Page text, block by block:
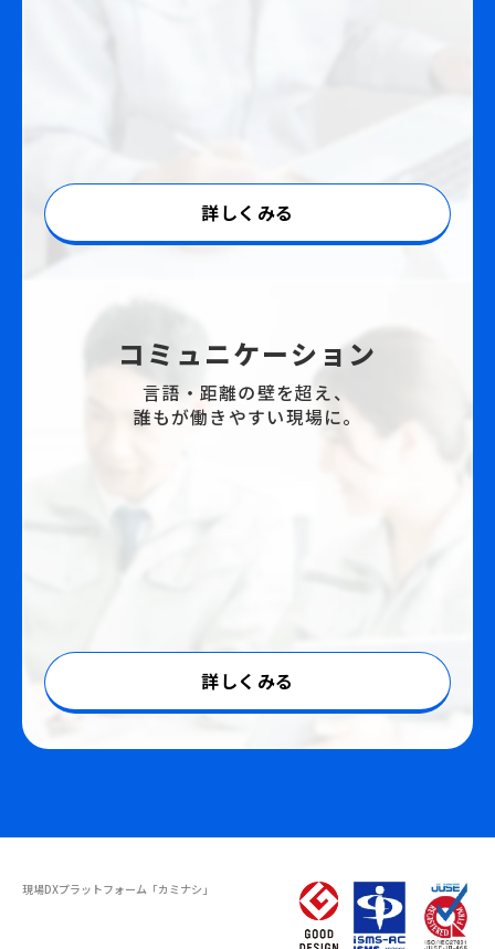
詳しくみる
コミュニケーション
言語・距離の壁を超え、
誰もが働きやすい現場に。
詳しくみる
現場DXプラットフォーム 「カミナシ」